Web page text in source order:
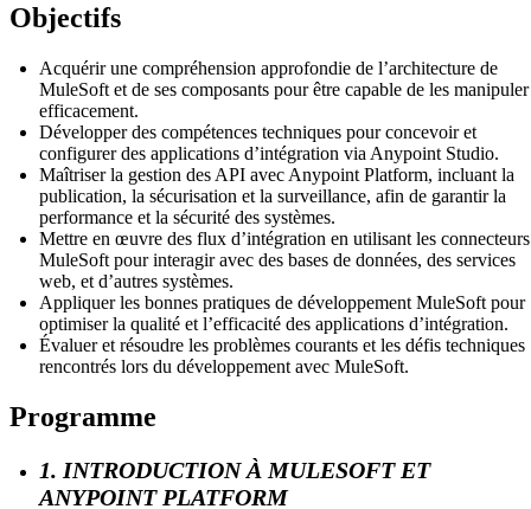
Objectifs
Acquérir une compréhension approfondie de l’architecture de
MuleSoft et de ses composants pour être capable de les manipuler
efficacement.
Développer des compétences techniques pour concevoir et
configurer des applications d’intégration via Anypoint Studio.
Maîtriser la gestion des API avec Anypoint Platform, incluant la
publication, la sécurisation et la surveillance, afin de garantir la
performance et la sécurité des systèmes.
Mettre en œuvre des flux d’intégration en utilisant les connecteurs
MuleSoft pour interagir avec des bases de données, des services
web, et d’autres systèmes.
Appliquer les bonnes pratiques de développement MuleSoft pour
optimiser la qualité et l’efficacité des applications d’intégration.
Évaluer et résoudre les problèmes courants et les défis techniques
rencontrés lors du développement avec MuleSoft.
Programme
1. INTRODUCTION À MULESOFT ET
ANYPOINT PLATFORM